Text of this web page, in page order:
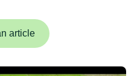
article